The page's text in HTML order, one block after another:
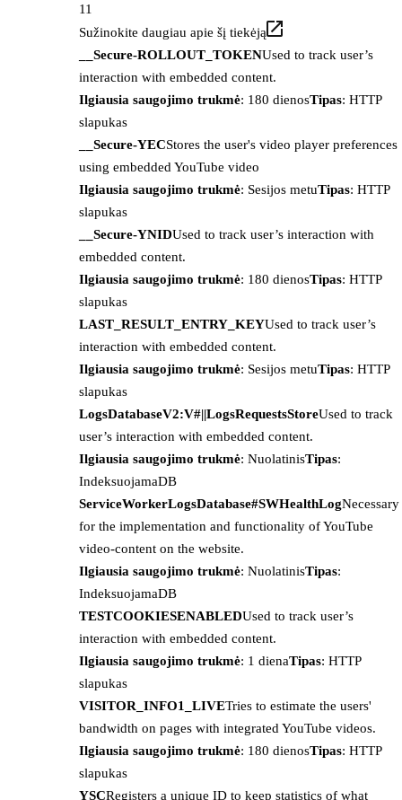
11
Sužinokite daugiau apie šį tiekėją
__Secure-ROLLOUT_TOKENUsed to track user’s
interaction with embedded content.
Ilgiausia saugojimo trukmė: 180 dienosTipas: HTTP
slapukas
__Secure-YECStores the user's video player preferences
using embedded YouTube video
Ilgiausia saugojimo trukmė: Sesijos metuTipas: HTTP
slapukas
__Secure-YNIDUsed to track user’s interaction with
embedded content.
Ilgiausia saugojimo trukmė: 180 dienosTipas: HTTP
slapukas
LAST_RESULT_ENTRY_KEYUsed to track user’s
interaction with embedded content.
Ilgiausia saugojimo trukmė: Sesijos metuTipas: HTTP
slapukas
LogsDatabaseV2:V#||LogsRequestsStoreUsed to track
user’s interaction with embedded content.
Ilgiausia saugojimo trukmė: NuolatinisTipas:
IndeksuojamaDB
ServiceWorkerLogsDatabase#SWHealthLogNecessary
for the implementation and functionality of YouTube
video-content on the website.
Ilgiausia saugojimo trukmė: NuolatinisTipas:
IndeksuojamaDB
TESTCOOKIESENABLEDUsed to track user’s
interaction with embedded content.
Ilgiausia saugojimo trukmė: 1 dienaTipas: HTTP
slapukas
VISITOR_INFO1_LIVETries to estimate the users'
bandwidth on pages with integrated YouTube videos.
Ilgiausia saugojimo trukmė: 180 dienosTipas: HTTP
slapukas
YSCRegisters a unique ID to keep statistics of what